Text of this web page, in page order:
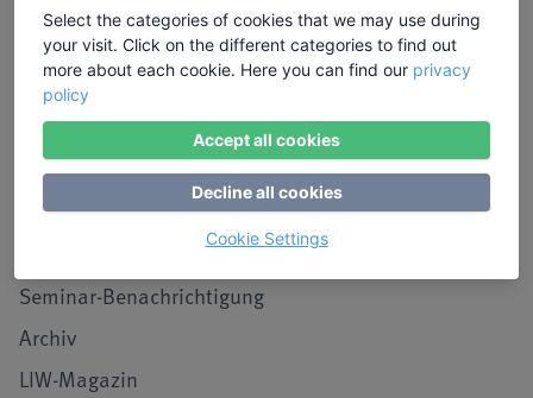
Jobs und Karriere
Referenzen / Kooperationen
Service
Kontakt, Lob und Kritik
Stimmen von Teilnehmenden
Seminar-Benachrichtigung
Archiv
LIW-Magazin
Select the categories of cookies that we may use during
your visit. Click on the different categories to find out
more about each cookie. Here you can find our privacy
policy
Accept all cookies
Decline all cookies
Cookie Settings